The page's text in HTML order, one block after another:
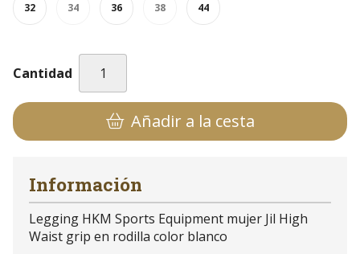
32 34 36 38 44
Cantidad
Añadir a la cesta
Información
Legging HKM Sports Equipment mujer Jil High
Waist grip en rodilla color blanco